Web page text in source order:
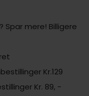
Spar mere! Billigere
Kr.129
Kr. 89, -